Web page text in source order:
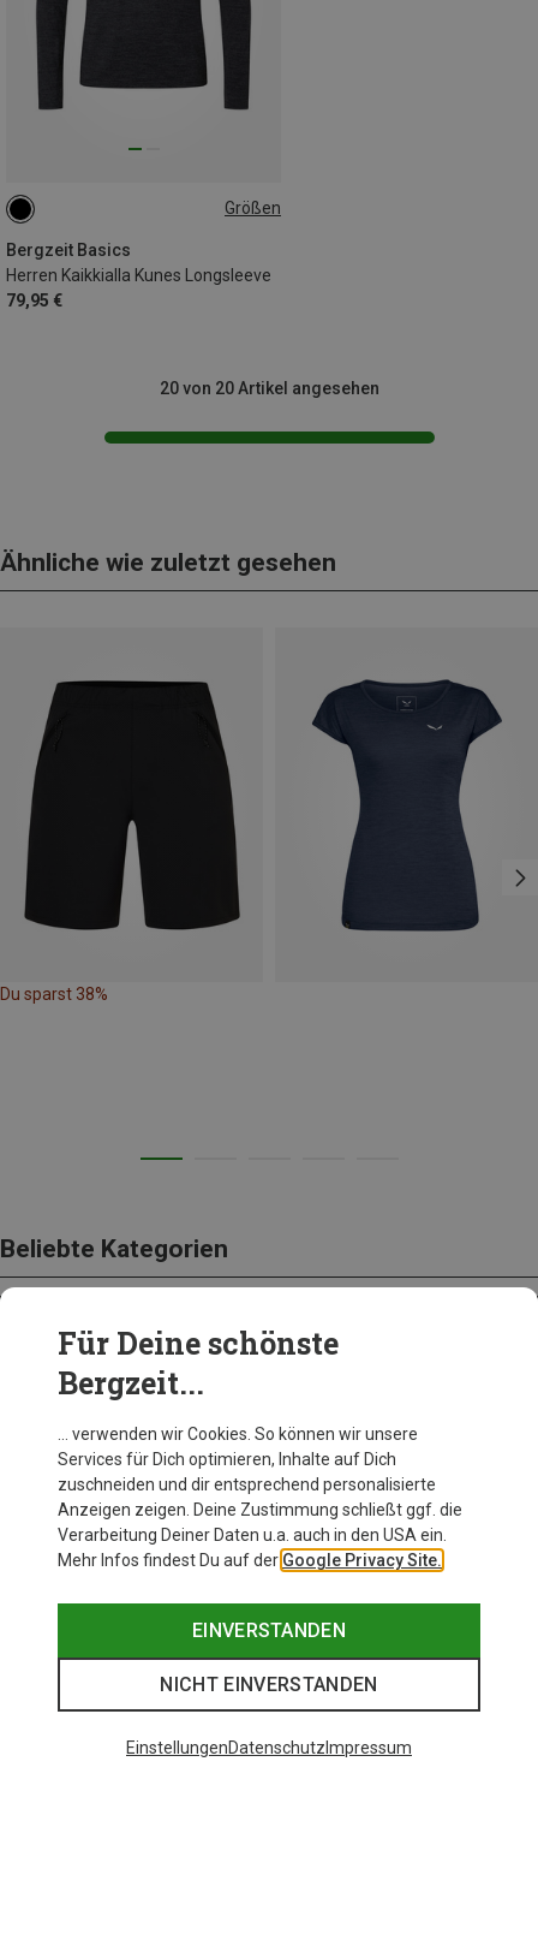
Größen
Bergzeit Basics
Herren Kaikkialla Kunes Longsleeve
79,95 €
S
20 von 20 Artikel angesehen
Ähnliche wie zuletzt gesehen
Du sparst 38%
Beliebte Kategorien
BEKLEIDUNG
Für Deine schönste
Bergzeit...
… verwenden wir Cookies. So können wir unsere
Services für Dich optimieren, Inhalte auf Dich
zuschneiden und dir entsprechend personalisierte
Anzeigen zeigen. Deine Zustimmung schließt ggf. die
Verarbeitung Deiner Daten u.a. auch in den USA ein.
Mehr Infos findest Du auf der Google Privacy Site.
EINVERSTANDEN
NICHT EINVERSTANDEN
EinstellungenDatenschutz Impressum